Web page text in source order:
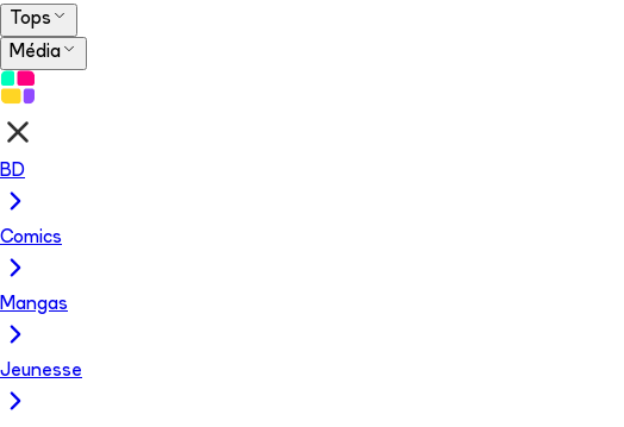
Tops
Média
BD
Comics
Mangas
Jeunesse